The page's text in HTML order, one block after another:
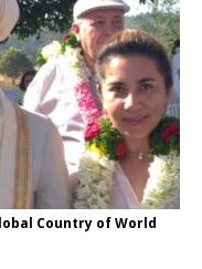
Country of World